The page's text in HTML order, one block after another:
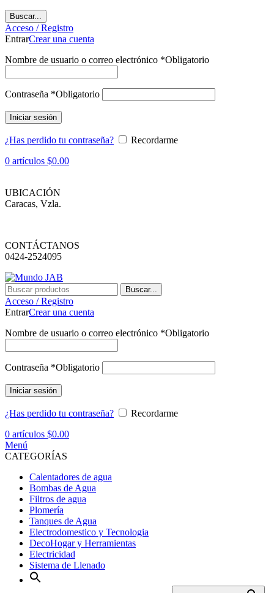
Buscar...
Acceso / Registro
EntrarCrear una cuenta
Nombre de usuario o correo electrónico *Obligatorio
Contraseña *Obligatorio
Iniciar sesión
¿Has perdido tu contraseña?
Recordarme
0 artículos $0.00
UBICACIÓN
Caracas, Vzla.
CONTÁCTANOS
0424-2524095
Buscar...
Acceso / Registro
EntrarCrear una cuenta
Nombre de usuario o correo electrónico *Obligatorio
Contraseña *Obligatorio
Iniciar sesión
¿Has perdido tu contraseña?
Recordarme
0 artículos $0.00
Menú
CATEGORÍAS
Calentadores de agua
Bombas de Agua
Filtros de agua
Plomería
Tanques de Agua
Electrodomestico y Tecnologia
DecoHogar y Herramientas
Electricidad
Sistema de Llenado